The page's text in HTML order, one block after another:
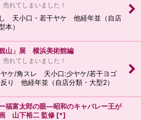
れてしまいました！
天小口・若干ヤケ 他経年並（自店
本）
観山」展 横浜美術館編
れてしまいました！
ケ/角スレ 天小口:少ヤケ/若干ヨゴ
り 他経年並（自店分類・大型2）
福富太郎の眼―昭和のキャバレー王が
山下裕二 監修 [*]